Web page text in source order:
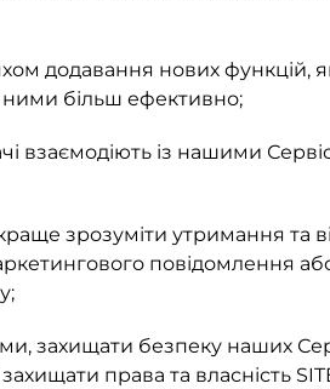
додавання нових функцій,
більш ефективно;
взаємодіють із нашими
зрозуміти утримання та
повідомлення або
безпеку наших
права та власність